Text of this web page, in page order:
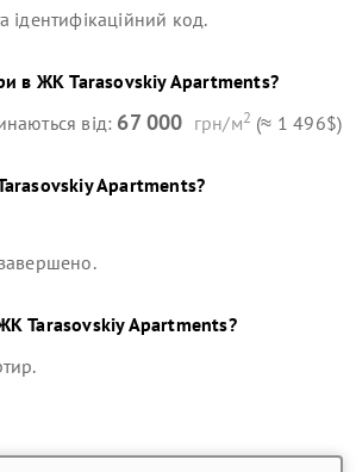
ідентифікаційний код.
в ЖК Tarasovskiy Apartments?
від: 67 000 грн/м2 (≈ 1 496$)
Apartments?
.
Tarasovskiy Apartments?
.